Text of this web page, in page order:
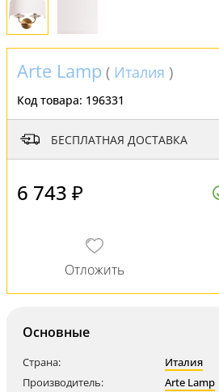
Arte Lamp ( Италия )
Код товара: 196331
БЕСПЛАТНАЯ ДОСТАВКА
6 743 ₽
Основные
Страна:
Италия
Производитель:
Arte Lamp